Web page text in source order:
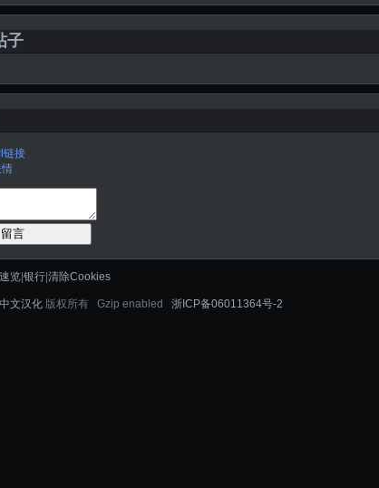
子
链接
留言
览|银行|清除Cookies
中文汉化 版权所有 Gzip enabled 浙ICP备06011364号-2